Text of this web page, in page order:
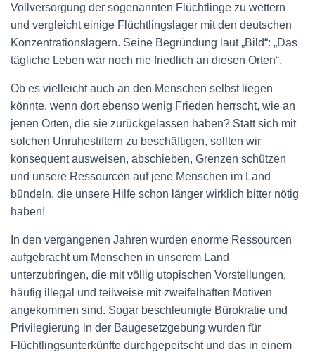
Vollversorgung der sogenannten Flüchtlinge zu wettern
und vergleicht einige Flüchtlingslager mit den deutschen
Konzentrationslagern. Seine Begründung laut „Bild“: „Das
tägliche Leben war noch nie friedlich an diesen Orten“.
Ob es vielleicht auch an den Menschen selbst liegen
könnte, wenn dort ebenso wenig Frieden herrscht, wie an
jenen Orten, die sie zurückgelassen haben? Statt sich mit
solchen Unruhestiftern zu beschäftigen, sollten wir
konsequent ausweisen, abschieben, Grenzen schützen
und unsere Ressourcen auf jene Menschen im Land
bündeln, die unsere Hilfe schon länger wirklich bitter nötig
haben!
In den vergangenen Jahren wurden enorme Ressourcen
aufgebracht um Menschen in unserem Land
unterzubringen, die mit völlig utopischen Vorstellungen,
häufig illegal und teilweise mit zweifelhaften Motiven
angekommen sind. Sogar beschleunigte Bürokratie und
Privilegierung in der Baugesetzgebung wurden für
Flüchtlingsunterkünfte durchgepeitscht und das in einem